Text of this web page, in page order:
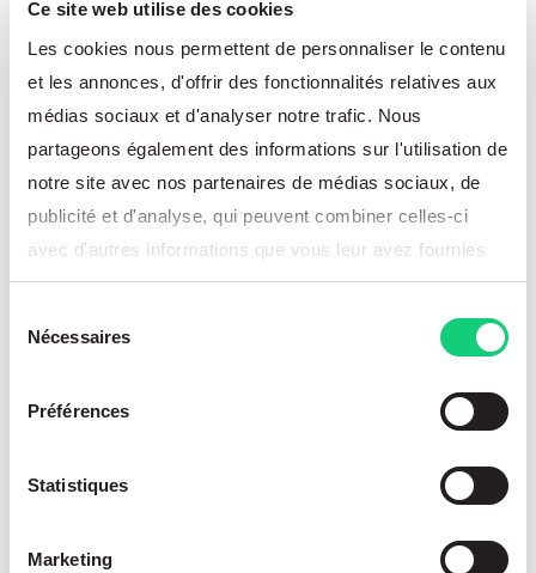
Ce site web utilise des cookies
Les cookies nous permettent de personnaliser le contenu
et les annonces, d'offrir des fonctionnalités relatives aux
médias sociaux et d'analyser notre trafic. Nous
partageons également des informations sur l'utilisation de
notre site avec nos partenaires de médias sociaux, de
publicité et d'analyse, qui peuvent combiner celles-ci
avec d'autres informations que vous leur avez fournies
ou qu'ils ont collectées lors de votre utilisation de leurs
Nécessaires
Préférences
Statistiques
Marketing
Anaplan pour modéliser
scénarios et impacts
Déployée par Beyond Plans, la plateforme
permet aux laboratoires de centraliser
toutes les dimensions d’un plan de lancement :
volumes prévisionnels par indication
conditionnelles (remises par paliers de
effet prix / volume / mix sur le chiffre